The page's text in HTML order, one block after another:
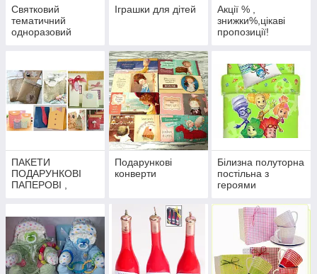
Святковий
тематичний
одноразовий
Іграшки для дітей
Акції % ,
знижки%,цікаві
пропозиції!
ПАКЕТИ
ПОДАРУНКОВІ
ПАПЕРОВІ ,
Подарункові
конверти
Білизна полуторна
постільна з
героями
ковдри та подушки